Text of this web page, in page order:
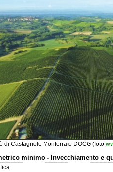
di Castagnole Monferrato DOCG (foto
minimo - Invecchiamento e